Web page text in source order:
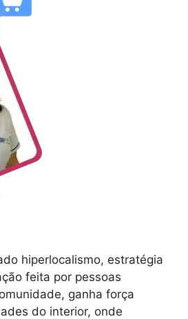
hiperlocalismo, estratégia
feita por pessoas
ganha força
do interior, onde